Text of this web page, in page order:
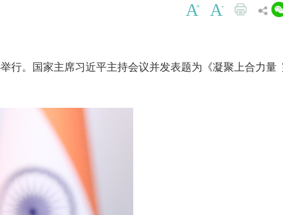
A+ A-
行。国家主席习近平主持会议并发表题为《凝聚上合力量